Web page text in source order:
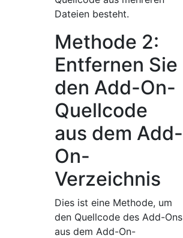
Dateien besteht.
Methode 2:
Entfernen Sie
den Add-On-
Quellcode
aus dem Add-
On-
Verzeichnis
Dies ist eine Methode, um
den Quellcode des Add-Ons
aus dem Add-On-